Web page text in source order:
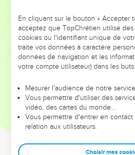
NE MANQUEZ PAS
DE
ET SI LEURS ERREURS
VOTRES ?
leur foi ou leur vision. Mais on voit
et les saisons difficiles qu'ils ont
sont elles qui les ont
Dans cette conférence, leaders,
clés pour avancer avec plus de
En cliquant sur le bouton « Accepter
acceptez que TopChrétien utilise des
cookies ou l'identifiant unique de
traite vos données à caractère
données de navigation et les
votre compte utilisateur) dans les buts
Mesurer l'audience de notre service
Vous permettre d'utiliser des
vidéo, des cartes du monde…
Vous permettre d'entrer en
relation aux utilisateurs.
Choisir mes